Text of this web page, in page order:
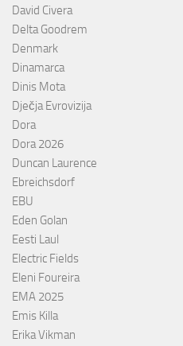
David Civera
Delta Goodrem
Denmark
Dinamarca
Dinis Mota
Dječja Evrovizija
Dora
Dora 2026
Duncan Laurence
Ebreichsdorf
EBU
Eden Golan
Eesti Laul
Electric Fields
Eleni Foureira
EMA 2025
Emis Killa
Erika Vikman